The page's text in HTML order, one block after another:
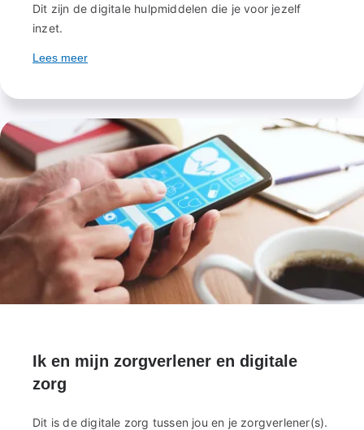
Dit zijn de digitale hulpmiddelen die je voor jezelf
inzet.
Lees meer
Ik en mijn zorgverlener en digitale
zorg
Dit is de digitale zorg tussen jou en je zorgverlener(s).